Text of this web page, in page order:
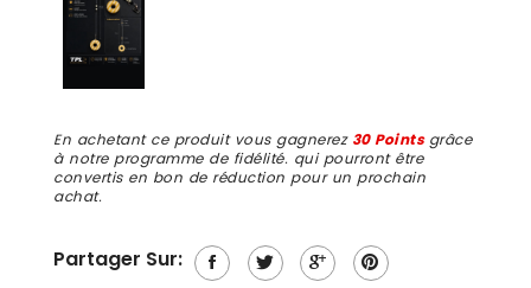
En achetant ce produit vous gagnerez 30 Pointsgrâce
à notre programme de fidélité. qui pourront être
convertis en bon de réduction pour un prochain
achat.
Partager Sur: